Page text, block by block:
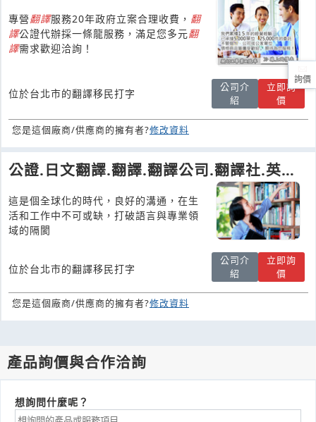
專營翻譯服務20年政府立案合理收費， 翻
譯公證代辦採一條龍服務，滿足您多元翻
譯需求歡迎洽詢！
位於台北市的翻譯移民打字
公司介
紹
立即詢
價
您是這個廠商/供應商的擁有者?修改資料
公證.日文翻譯.翻譯.翻譯公司.翻譯社.英文
翻譯.論文翻譯|華頓翻譯
這是個全球化的時代，良好的溝通，在生
活和工作中不可或缺，打破語言與專業領
域的隔閡
位於台北市的翻譯移民打字
公司介
紹
立即詢
價
您是這個廠商/供應商的擁有者?修改資料
產品詢價與合作洽詢
想詢問什麼呢？
詢價